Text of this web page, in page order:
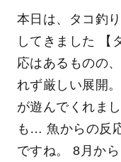
本日は、タコ釣
してきました 【
応はあるものの
れず厳しい展開
が遊んでくれま
も… 魚からの反
ですね。 8月か